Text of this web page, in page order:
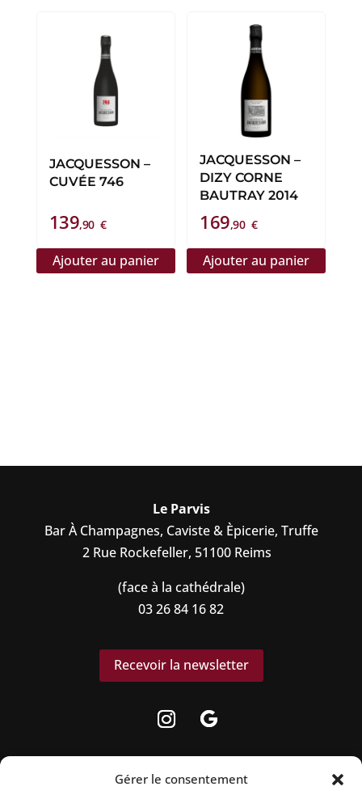
Gérer le consentement
JACQUESSON –
CUVÉE 746
139,90 €
Ajouter au panier
JACQUESSON –
DIZY CORNE
BAUTRAY 2014
169,90 €
Ajouter au panier
Le Parvis
Bar À Champagnes, Caviste & Èpicerie, Truffe
2 Rue Rockefeller, 51100 Reims
(face à la cathédrale)
03 26 84 16 82
Recevoir la newsletter